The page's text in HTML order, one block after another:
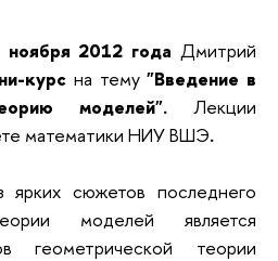
2012 года Дмитрий
курс на тему"Введение в
моделей". Лекции
математики НИУ ВШЭ.
сюжетов последнего
моделей является
геометрической теории